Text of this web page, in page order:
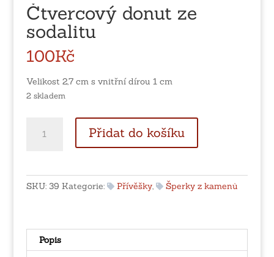
Čtvercový donut ze
sodalitu
100Kč
Velikost 2,7 cm s vnitřní dírou 1 cm
2 skladem
donut
Přidat do košíku
SKU: 39 Kategorie: Přívěšky, Šperky z kamenů
Popis